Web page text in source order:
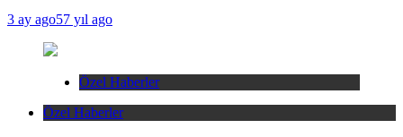
3 ay ago57 yıl ago
Özel Haberler
Özel Haberler